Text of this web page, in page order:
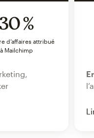
%
d’affaires attribué
à Mailchimp